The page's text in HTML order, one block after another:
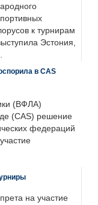
к турнирам
Эстония,
в CAS
(ВФЛА)
(CAS) решение
федераций
на участие